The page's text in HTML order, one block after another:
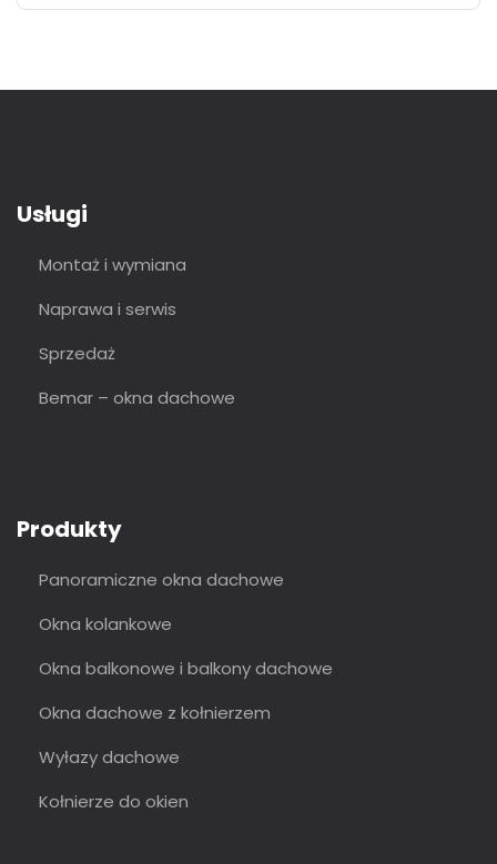
Usługi
Montaż i wymiana
Naprawa i serwis
Sprzedaż
Bemar – okna dachowe
Produkty
Panoramiczne okna dachowe
Okna kolankowe
Okna balkonowe i balkony dachowe
Okna dachowe z kołnierzem
Wyłazy dachowe
Kołnierze do okien